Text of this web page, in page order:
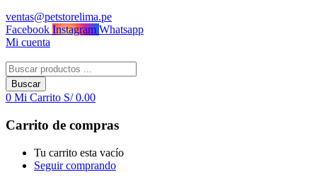
ventas@petstorelima.pe
Facebook Instagram Whatsapp
Mi cuenta
Buscar
0 Mi Carrito S/0.00
Carrito de compras
Tu carrito esta vacío
Seguir comprando